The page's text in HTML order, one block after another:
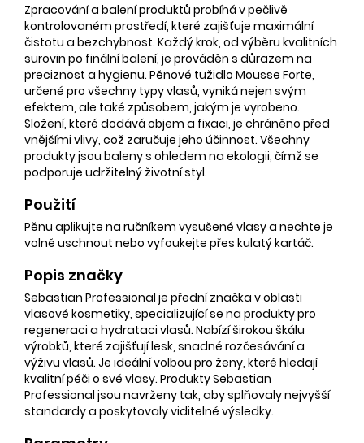
Zpracování a balení produktů probíhá v pečlivě
kontrolovaném prostředí, které zajišťuje maximální
čistotu a bezchybnost. Každý krok, od výběru kvalitních
surovin po finální balení, je prováděn s důrazem na
preciznost a hygienu. Pěnové tužidlo Mousse Forte,
určené pro všechny typy vlasů, vyniká nejen svým
efektem, ale také způsobem, jakým je vyrobeno.
Složení, které dodává objem a fixaci, je chráněno před
vnějšími vlivy, což zaručuje jeho účinnost. Všechny
produkty jsou baleny s ohledem na ekologii, čímž se
podporuje udržitelný životní styl.
Použití
Pěnu aplikujte na ručníkem vysušené vlasy a nechte je
volně uschnout nebo vyfoukejte přes kulatý kartáč.
Popis značky
Sebastian Professional je přední značka v oblasti
vlasové kosmetiky, specializující se na produkty pro
regeneraci a hydrataci vlasů. Nabízí širokou škálu
výrobků, které zajišťují lesk, snadné rozčesávání a
výživu vlasů. Je ideální volbou pro ženy, které hledají
kvalitní péči o své vlasy. Produkty Sebastian
Professional jsou navrženy tak, aby splňovaly nejvyšší
standardy a poskytovaly viditelné výsledky.